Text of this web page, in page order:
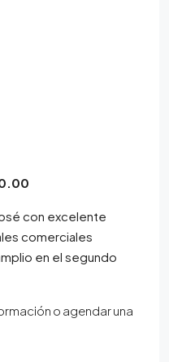
con excelente
comerciales
en el segundo
o agendar una